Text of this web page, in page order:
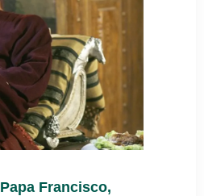
Papa Francisco,